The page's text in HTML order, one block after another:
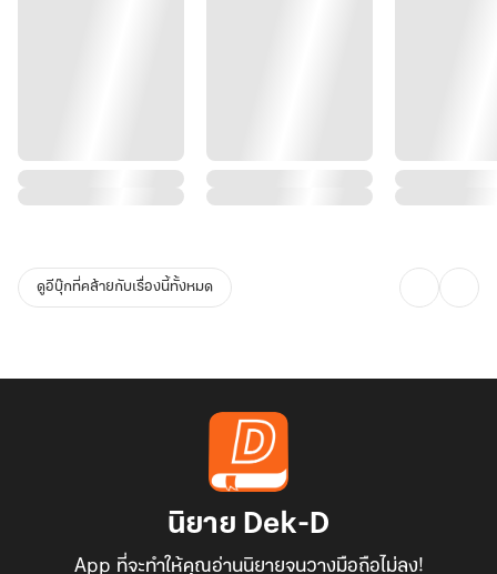
ดูอีบุ๊กที่คล้ายกับเรื่องนี้ทั้งหมด
นิยาย Dek-D
App ที่จะทำให้คุณอ่านนิยายจนวางมือถือไม่ลง!